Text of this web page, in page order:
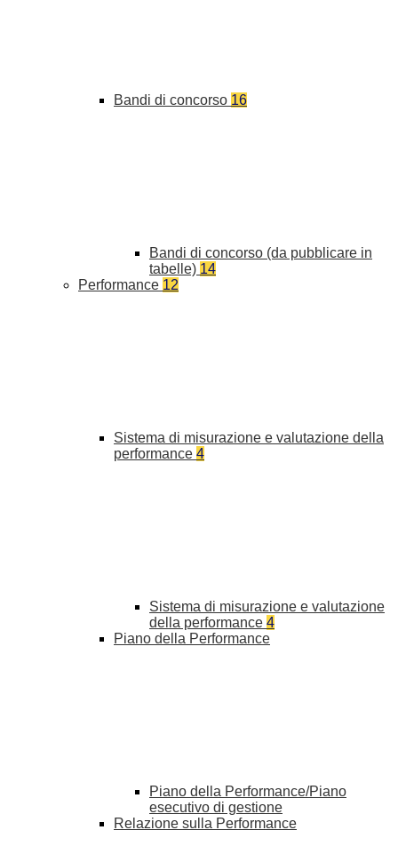
Bandi di concorso 16
Bandi di concorso (da pubblicare in
tabelle) 14
Performance 12
Sistema di misurazione e valutazione della
performance 4
Sistema di misurazione e valutazione
della performance 4
Piano della Performance
Piano della Performance/Piano
esecutivo di gestione
Relazione sulla Performance